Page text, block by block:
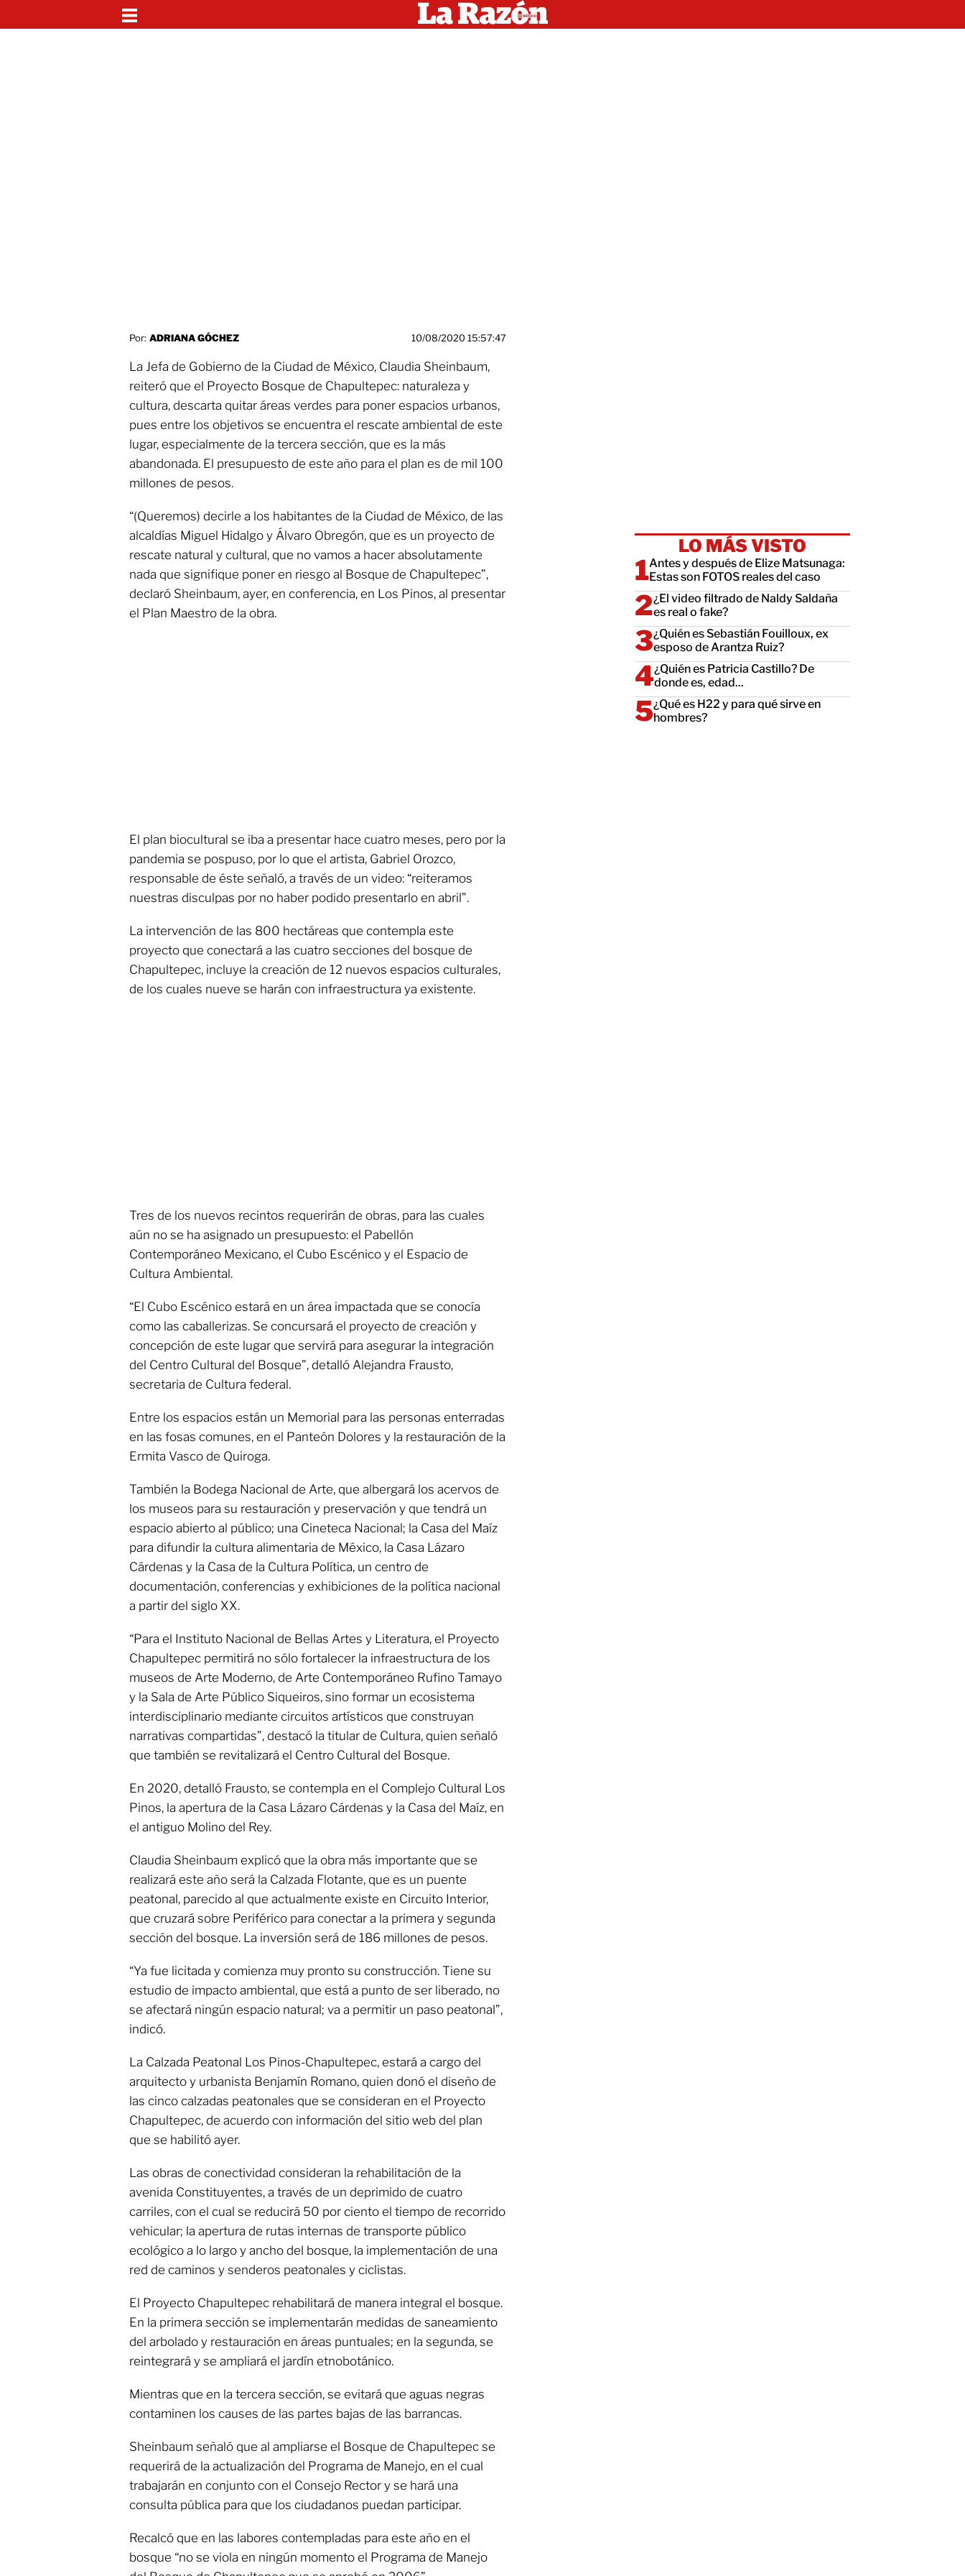
Por: ADRIANA GÓCHEZ 10/08/2020 15:57:47
La Jefa de Gobierno de la Ciudad de México, Claudia Sheinbaum,
reiteró que el Proyecto Bosque de Chapultepec: naturaleza y
cultura, descarta quitar áreas verdes para poner espacios urbanos,
pues entre los objetivos se encuentra el rescate ambiental de este
lugar, especialmente de la tercera sección, que es la más
abandonada. El presupuesto de este año para el plan es de mil 100
millones de pesos.
“(Queremos) decirle a los habitantes de la Ciudad de México, de las
alcaldías Miguel Hidalgo y Álvaro Obregón, que es un proyecto de
rescate natural y cultural, que no vamos a hacer absolutamente
nada que signifique poner en riesgo al Bosque de Chapultepec”,
declaró Sheinbaum, ayer, en conferencia, en Los Pinos, al presentar
el Plan Maestro de la obra.
El plan biocultural se iba a presentar hace cuatro meses, pero por la
pandemia se pospuso, por lo que el artista, Gabriel Orozco,
responsable de éste señaló, a través de un video: “reiteramos
nuestras disculpas por no haber podido presentarlo en abril”.
La intervención de las 800 hectáreas que contempla este
proyecto que conectará a las cuatro secciones del bosque de
Chapultepec, incluye la creación de 12 nuevos espacios culturales,
de los cuales nueve se harán con infraestructura ya existente.
Tres de los nuevos recintos requerirán de obras, para las cuales
aún no se ha asignado un presupuesto: el Pabellón
Contemporáneo Mexicano, el Cubo Escénico y el Espacio de
Cultura Ambiental.
“El Cubo Escénico estará en un área impactada que se conocía
como las caballerizas. Se concursará el proyecto de creación y
concepción de este lugar que servirá para asegurar la integración
del Centro Cultural del Bosque”, detalló Alejandra Frausto,
secretaria de Cultura federal.
Entre los espacios están un Memorial para las personas enterradas
en las fosas comunes, en el Panteón Dolores y la restauración de la
Ermita Vasco de Quiroga.
También la Bodega Nacional de Arte, que albergará los acervos de
los museos para su restauración y preservación y que tendrá un
espacio abierto al público; una Cineteca Nacional; la Casa del Maíz
para difundir la cultura alimentaria de México, la Casa Lázaro
Cárdenas y la Casa de la Cultura Política, un centro de
documentación, conferencias y exhibiciones de la política nacional
a partir del siglo XX.
“Para el Instituto Nacional de Bellas Artes y Literatura, el Proyecto
Chapultepec permitirá no sólo fortalecer la infraestructura de los
museos de Arte Moderno, de Arte Contemporáneo Rufino Tamayo
y la Sala de Arte Público Siqueiros, sino formar un ecosistema
interdisciplinario mediante circuitos artísticos que construyan
narrativas compartidas”, destacó la titular de Cultura, quien señaló
que también se revitalizará el Centro Cultural del Bosque.
En 2020, detalló Frausto, se contempla en el Complejo Cultural Los
Pinos, la apertura de la Casa Lázaro Cárdenas y la Casa del Maíz, en
el antiguo Molino del Rey.
Claudia Sheinbaum explicó que la obra más importante que se
realizará este año será la Calzada Flotante, que es un puente
peatonal, parecido al que actualmente existe en Circuito Interior,
que cruzará sobre Periférico para conectar a la primera y segunda
sección del bosque. La inversión será de 186 millones de pesos.
“Ya fue licitada y comienza muy pronto su construcción. Tiene su
estudio de impacto ambiental, que está a punto de ser liberado, no
se afectará ningún espacio natural; va a permitir un paso peatonal”,
indicó.
La Calzada Peatonal Los Pinos-Chapultepec, estará a cargo del
arquitecto y urbanista Benjamín Romano, quien donó el diseño de
las cinco calzadas peatonales que se consideran en el Proyecto
Chapultepec, de acuerdo con información del sitio web del plan
que se habilitó ayer.
Las obras de conectividad consideran la rehabilitación de la
avenida Constituyentes, a través de un deprimido de cuatro
carriles, con el cual se reducirá 50 por ciento el tiempo de recorrido
vehicular; la apertura de rutas internas de transporte público
ecológico a lo largo y ancho del bosque, la implementación de una
red de caminos y senderos peatonales y ciclistas.
El Proyecto Chapultepec rehabilitará de manera integral el bosque.
En la primera sección se implementarán medidas de saneamiento
del arbolado y restauración en áreas puntuales; en la segunda, se
reintegrará y se ampliará el jardín etnobotánico.
Mientras que en la tercera sección, se evitará que aguas negras
contaminen los causes de las partes bajas de las barrancas.
Sheinbaum señaló que al ampliarse el Bosque de Chapultepec se
requerirá de la actualización del Programa de Manejo, en el cual
trabajarán en conjunto con el Consejo Rector y se hará una
consulta pública para que los ciudadanos puedan participar.
Recalcó que en las labores contempladas para este año en el
bosque “no se viola en ningún momento el Programa de Manejo
LO MÁS VISTO
Antes y después de Elize Matsunaga:
Estas son FOTOS reales del caso
¿El video filtrado de Naldy Saldaña
es real o fake?
¿Quién es Sebastián Fouilloux, ex
esposo de Arantza Ruiz?
¿Quién es Patricia Castillo? De
donde es, edad...
¿Qué es H22 y para qué sirve en
hombres?